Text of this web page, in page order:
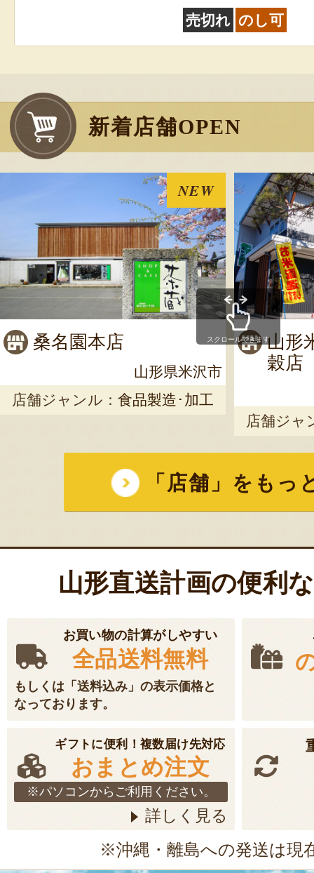
売切れ のし可
新着店舗OPEN
NEW
桑名園本店
山形県米沢市
店舗ジャンル： 食品製造･加工
山形
穀店
店舗ジャ
スクロールできます
「店舗」をもっ
山形直送計画の便利
お買い物の計算がしやすい
全品送料無料
もしくは「送料込み」の表示価格と
なっております。
ギフトに便利！複数届け先対応
おまとめ注文
※パソコンからご利用ください。
詳しく見る
※沖縄・離島への発送は現